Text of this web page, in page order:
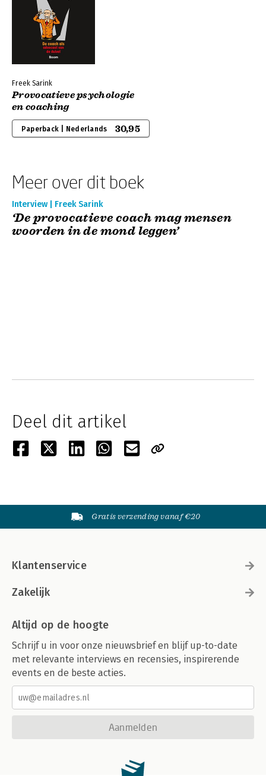
Freek Sarink
Provocatieve psychologie
en coaching
Paperback | Nederlands 30,95
Meer over dit boek
Interview | Freek Sarink
‘De provocatieve coach mag mensen
woorden in de mond leggen’
Deel dit artikel
Gratis verzending vanaf €20
Klantenservice
Zakelijk
Altijd op de hoogte
Schrijf u in voor onze nieuwsbrief en blijf up-to-date
met relevante interviews en recensies, inspirerende
events en de beste acties.
Aanmelden